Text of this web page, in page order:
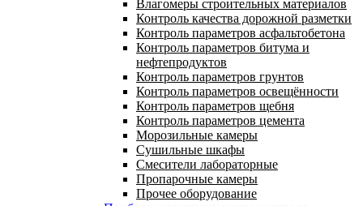
Влагомеры строительных материалов
Контроль качества дорожной разметки
Контроль параметров асфальтобетона
Контроль параметров битума и
нефтепродуктов
Контроль параметров грунтов
Контроль параметров освещённости
Контроль параметров щебня
Контроль параметров цемента
Морозильные камеры
Сушильные шкафы
Смесители лабораторные
Пропарочные камеры
Прочее оборудование